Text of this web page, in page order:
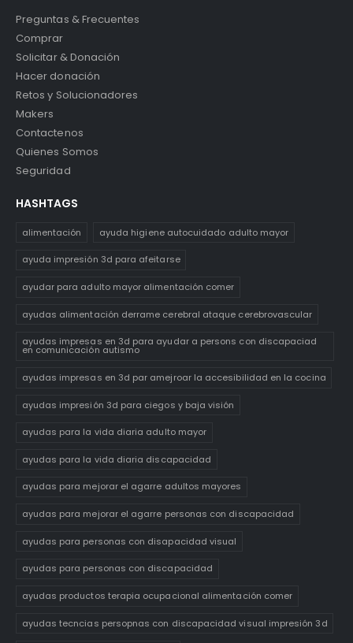
Preguntas & Frecuentes
Comprar
Solicitar & Donación
Hacer donación
Retos y Solucionadores
Makers
Contactenos
Quienes Somos
Seguridad
HASHTAGS
alimentación ayuda higiene autocuidado adulto mayor
ayuda impresión 3d para afeitarse
ayudar para adulto mayor alimentación comer
ayudas alimentación derrame cerebral ataque cerebrovascular
ayudas impresas en 3d para ayudar a persons con discapaciad
en comunicación autismo
ayudas impresas en 3d par amejroar la accesibilidad en la cocina
ayudas impresión 3d para ciegos y baja visión
ayudas para la vida diaria adulto mayor
ayudas para la vida diaria discapacidad
ayudas para mejorar el agarre adultos mayores
ayudas para mejorar el agarre personas con discapacidad
ayudas para personas con disapacidad visual
ayudas para personas con discapacidad
ayudas productos terapia ocupacional alimentación comer
ayudas tecncias persopnas con discapacidad visual impresión 3d